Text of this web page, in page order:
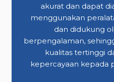
akurat dan dapat
menggunakan
dan didukung
berpengalaman,
kualitas tertinggi
kepercayaan kepada